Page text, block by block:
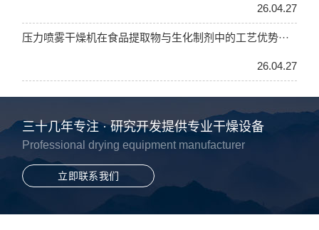
26.04.27
压力喷雾干燥机在食品提取物与生化制剂中的工艺优势···
26.04.27
三十几年专注 · 研究开发提供专业干燥设备
Professional drying equipment manufacturer
立即联系我们